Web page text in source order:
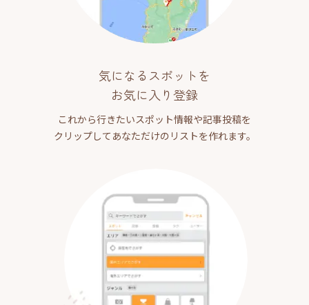
気になるスポットを
お気に入り登録
これから行きたいスポット情報や記事投稿を
クリップしてあなただけのリストを作れます。